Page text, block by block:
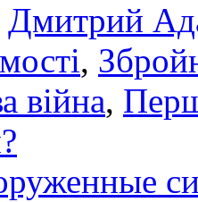
Дмитрий
,
війна,